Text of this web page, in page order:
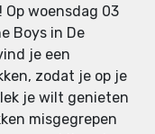
woensdag 03
Boys in De
je een
zodat je op je
je wilt genieten
misgegrepen